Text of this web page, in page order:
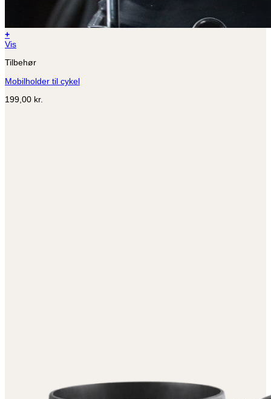
+
Vis
Tilbehør
Mobilholder til cykel
199,00 kr.